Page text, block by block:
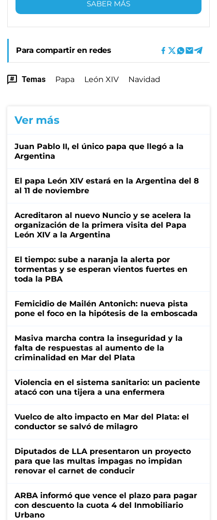
SABER MÁS
Para compartir en redes
Temas Papa León XIV Navidad
Ver más
Juan Pablo II, el único papa que llegó a la
Argentina
El papa León XIV estará en la Argentina del 8
al 11 de noviembre
Acreditaron al nuevo Nuncio y se acelera la
organización de la primera visita del Papa
León XIV a la Argentina
El tiempo: sube a naranja la alerta por
tormentas y se esperan vientos fuertes en
toda la PBA
Femicidio de Mailén Antonich: nueva pista
pone el foco en la hipótesis de la emboscada
Masiva marcha contra la inseguridad y la
falta de respuestas al aumento de la
criminalidad en Mar del Plata
Violencia en el sistema sanitario: un paciente
atacó con una tijera a una enfermera
Vuelco de alto impacto en Mar del Plata: el
conductor se salvó de milagro
Diputados de LLA presentaron un proyecto
para que las multas impagas no impidan
renovar el carnet de conducir
ARBA informó que vence el plazo para pagar
con descuento la cuota 4 del Inmobiliario
Urbano